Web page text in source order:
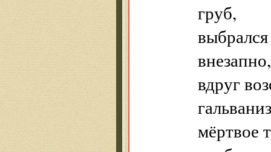
груб,
внезапно,
вдруг
мёртвое